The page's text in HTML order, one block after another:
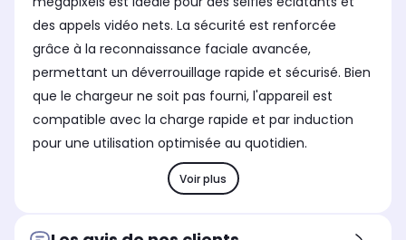
des appels vidéo nets. La sécurité est renforcée
grâce à la reconnaissance faciale avancée,
permettant un déverrouillage rapide et sécurisé. Bien
que le chargeur ne soit pas fourni, l'appareil est
compatible avec la charge rapide et par induction
pour une utilisation optimisée au quotidien.
Voir plus